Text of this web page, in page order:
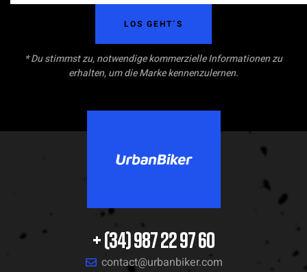
LOS GEHT´S
* Du stimmst zu, notwendige kommerzielle Informationen zu
erhalten, um die Marke kennenzulernen.
+ (34) 987 22 97 60
contact@urbanbiker.com